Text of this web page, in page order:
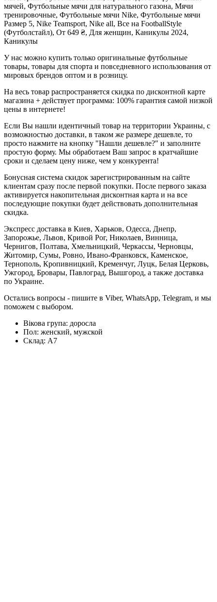
мячей, Футбольные мячи для натурального газона, Мячи
тренировочные, Футбольные мячи Nike, Футбольные мячи
Размер 5, Nike Teamsport, Nike all, Все на FootballStyle
(Футболстайл), От 649 ₴, Для женщин, Каникулы 2024,
Каникулы
У нас можно купить только оригинальные футбольные
товары, товары для спорта и повседневного использования от
мировых брендов оптом и в розницу.
На весь товар распространяется скидка по дисконтной карте
магазина + действует программа: 100% гарантия самой низкой
цены в интернете!
Если Вы нашли идентичный товар на территории Украины, с
возможностью доставки, в таком же размере дешевле, то
просто нажмите на кнопку "Нашли дешевле?" и заполните
простую форму. Мы обработаем Ваш запрос в кратчайшие
сроки и сделаем цену ниже, чем у конкурента!
Бонусная система скидок зарегистрированным на сайте
клиентам сразу после первой покупки. После первого заказа
активируется накопительная дисконтная карта и на все
последующие покупки будет действовать дополнительная
скидка.
Экспресс доставка в Киев, Харьков, Одесса, Днепр,
Запорожье, Львов, Кривой Рог, Николаев, Винница,
Чернигов, Полтава, Хмельницкий, Черкассы, Черновцы,
Житомир, Сумы, Ровно, Ивано-Франковск, Каменское,
Тернополь, Кропивницкий, Кременчуг, Луцк, Белая Церковь,
Ужгород, Бровары, Павлоград, Вышгород, а также доставка
по Украине.
Остались вопросы - пишите в Viber, WhatsApp, Telegram, и мы
поможем с выбором.
Вікова група: доросла
Пол: женский, мужской
Склад: А7